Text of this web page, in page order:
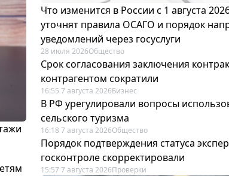
Что изменится в России с 1 августа
уточнят правила ОСАГО и порядок
уведомлений через госуслуги
28 июля 2026Общество
Срок согласования заключения
контрагентом сократили
16:55 7 августа 2026Бизнес
В РФ урегулировали вопросы
сельского туризма
16:18 7 августа 2026Общество
Порядок подтверждения статуса
госконтроле скорректировали
15:57 7 августа 2026Проверки